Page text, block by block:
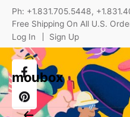
Skip
content
Ph: +1.831.705.5448,
Free Shipping On All U.S.
Log In
Sign Up
moubox